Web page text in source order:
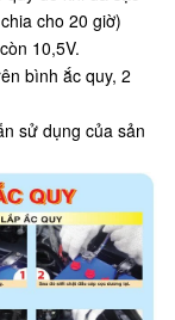
cho 20 giờ)
10,5V.
bình ắc quy, 2
sử dụng của sản